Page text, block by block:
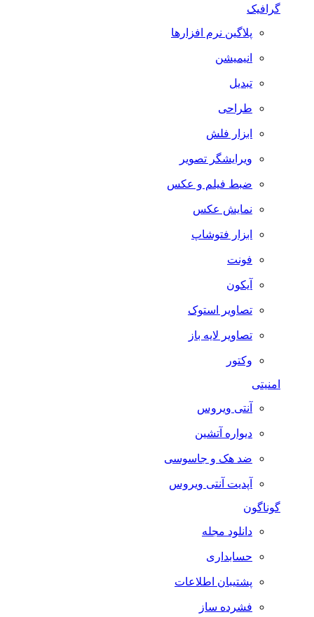
گرافیک
پلاگین نرم افزارها
انیمیشن
تبدیل
طراحی
ابزار فلش
ویرایشگر تصویر
ضبط فيلم و عكس
نمایش عکس
ابزار فتوشاپ
فونت
آیکون
تصاویر استوک
تصاویر لایه باز
وکتور
امنیتی
آنتی ویروس
دیواره آتشین
ضد هک و جاسوسی
آپدیت آنتی ویروس
گوناگون
دانلود مجله
حسابداری
پشتیبان اطلاعات
فشرده ساز